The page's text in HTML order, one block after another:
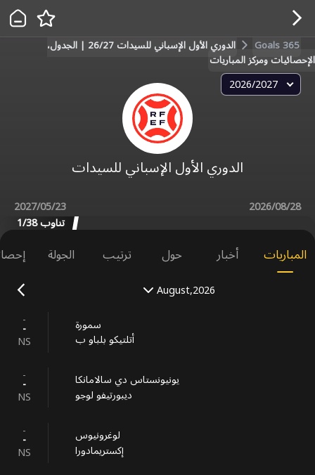
Goals 365 الدوري الأول الإسباني للسيدات 26/27 | الجدول،
الإحصائيات ومركز المباريات
2026/2027
الدوري الأول الإسباني للسيدات
2026/08/28
2027/05/23
تناوب 1/38
المباريات أخبار حول ترتيب الجولة
August,2026
--
NS
سمورة
أتلتيكو بلباو ب
--
NS
يونيونستاس دي سالامانكا
ديبورتيفو لوجو
--
NS
لوغرونيوس
إكستريمادورا